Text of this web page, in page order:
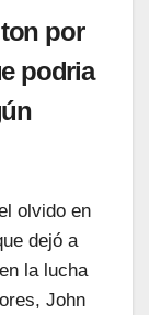
por
podria
olvido en
dejó a
la lucha
John